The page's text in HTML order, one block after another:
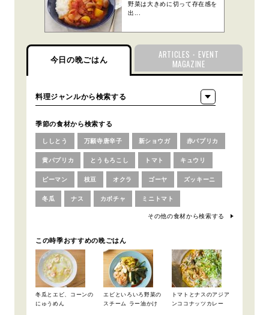
野菜は大きめに切って存在感を
出...
今日の晩ごはん
ARTICLES・EVENT
MAGAZINE
季節の食材から検索する
ししとう 万願寺唐辛子 新ショウガ 赤パプリカ
黄パプリカ とうもろこし トマト キュウリ
ピーマン 枝豆 オクラ ゴーヤ ズッキーニ
冬瓜 ナス カボチャ ミニトマト
その他の食材から検索する
この時季おすすめの晩ごはん
冬瓜とエビ、コーンの
にゅうめん
エビといろいろ野菜の
スチーム ラー油かけ
トマトとナスのアジア
ンココナッツカレー